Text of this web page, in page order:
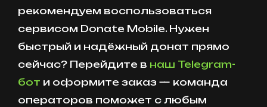
рекомендуем воспользоваться
сервисом Donate Mobile. Нужен
быстрый и надёжный донат прямо
сейчас? Перейдите в наш Telegram-
бот и оформите заказ — команда
операторов поможет с любым